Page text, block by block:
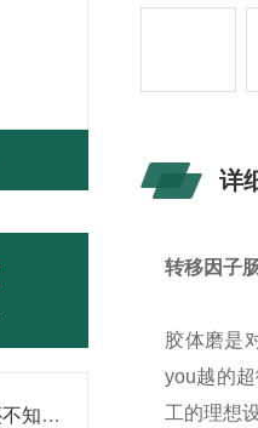
关于高速胶体磨你可能还不知道！
详
转移因子
胶体磨是
you越的
工的理想